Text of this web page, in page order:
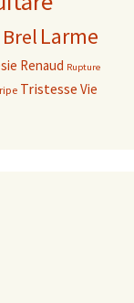
Larme
Renaud Rupture
Tristesse Vie